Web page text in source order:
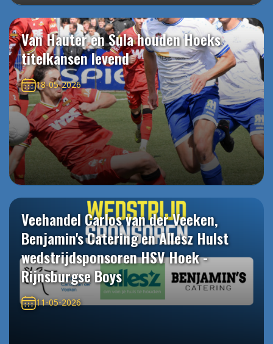
Van Hauter en Sula houden Hoeks
titelkansen levend
18-05-2026
Veehandel Carlos van der Veeken,
Benjamin's Catering en Allesz Hulst
wedstrijdsponsoren HSV Hoek -
Rijnsburgse Boys
11-05-2026